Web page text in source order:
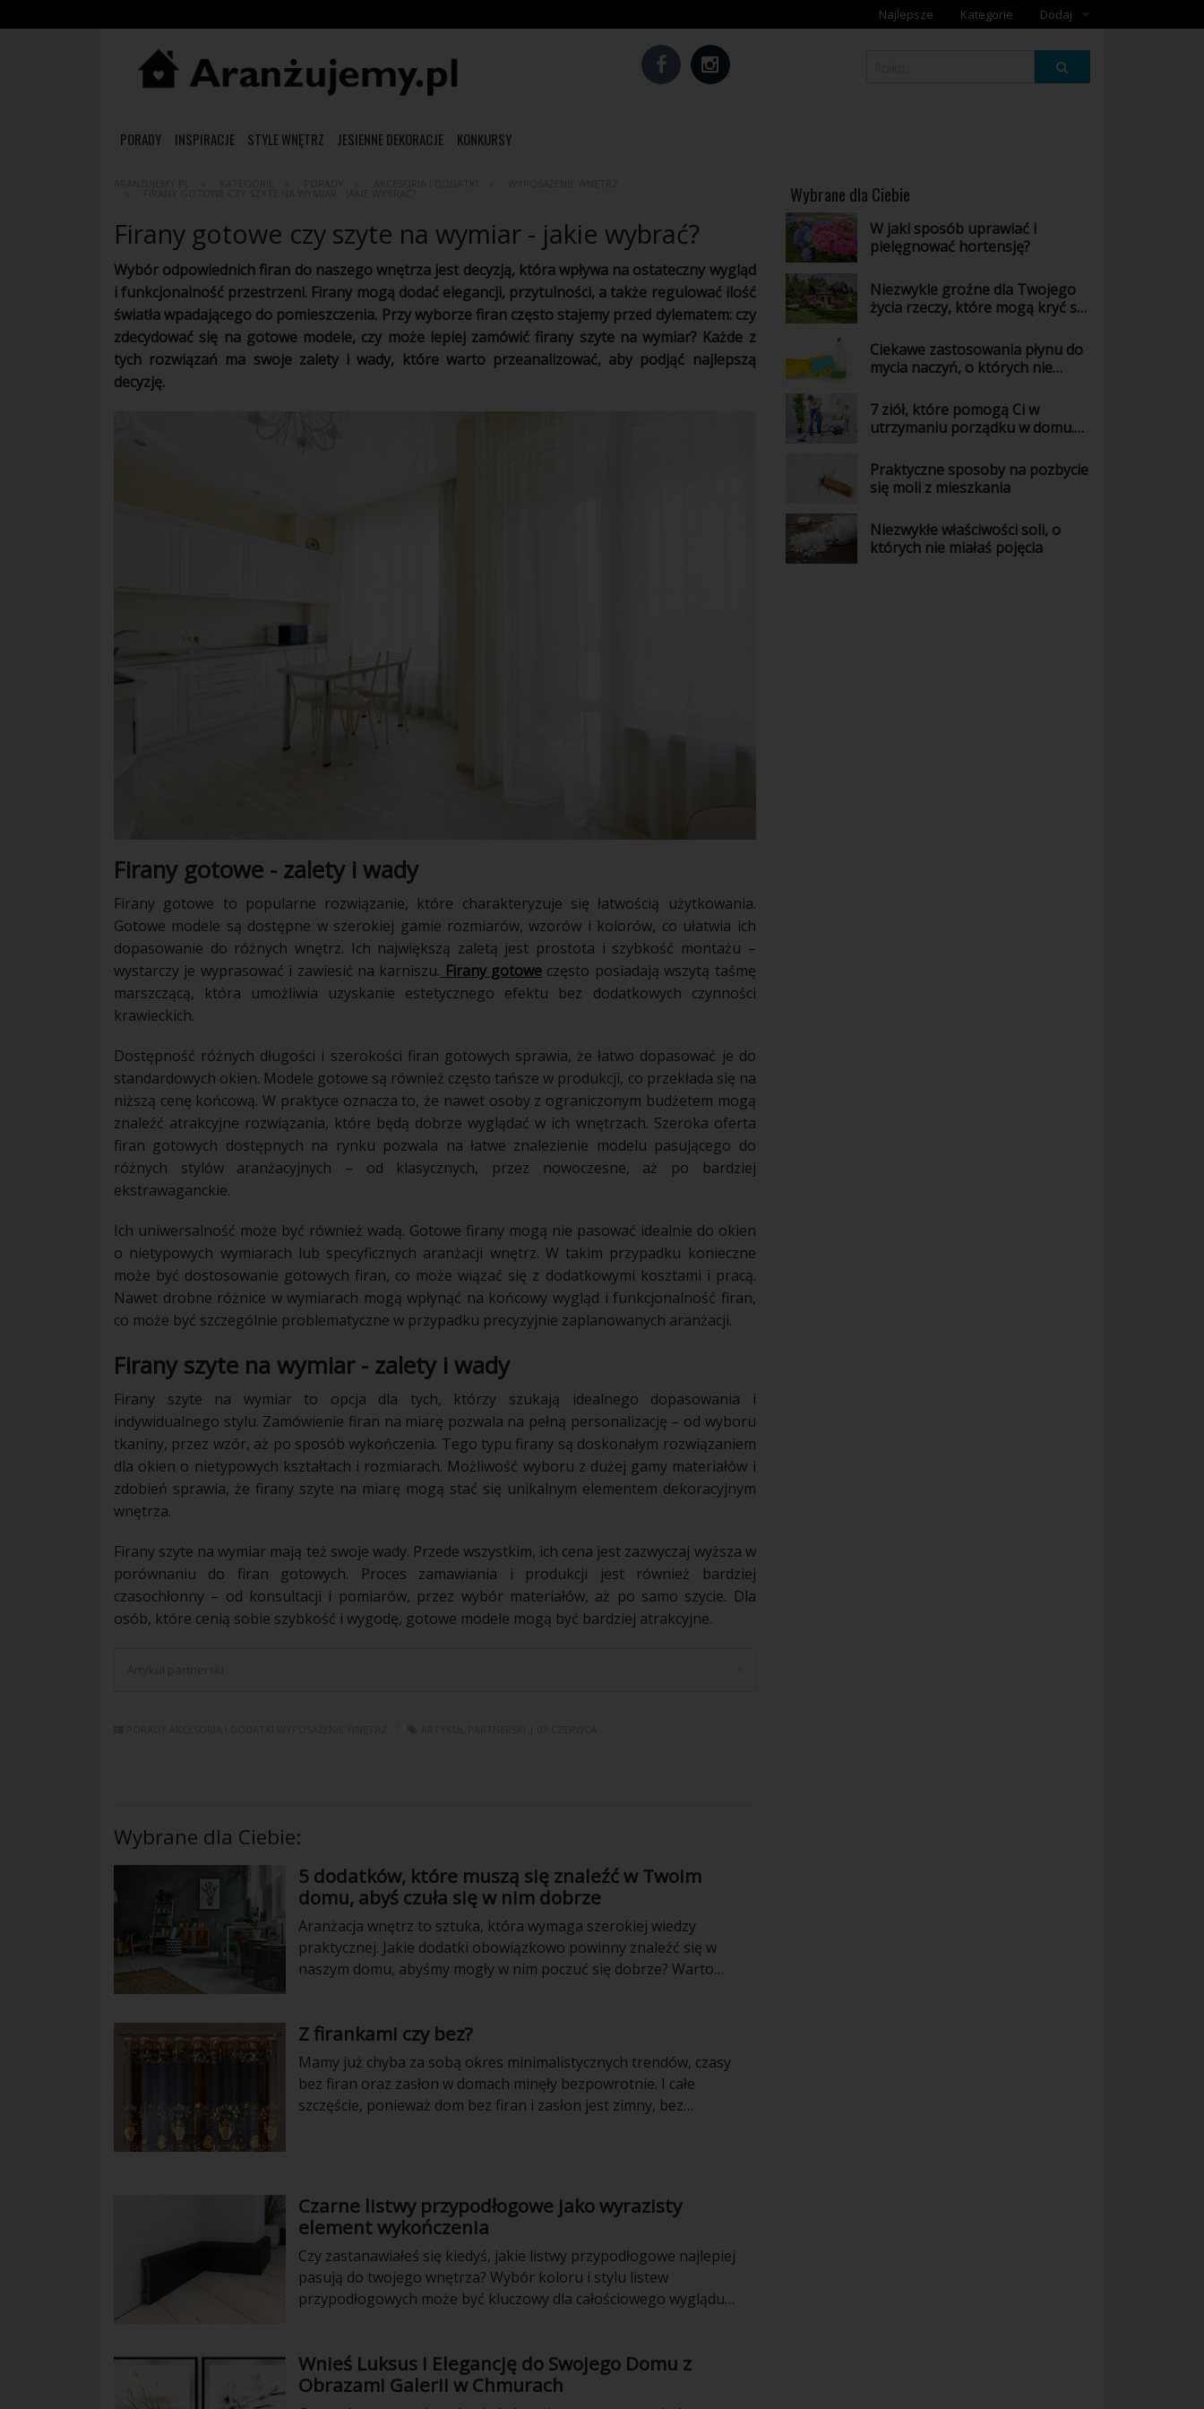
Najlepsze Kategorie
Dodaj
Dodaj artykuł
PORADY INSPIRACJE STYLE WNĘTRZ JESIENNE DEKORACJE KONKURSY
Firany gotowe czy szyte na wymiar - jakie wybrać?
Wybór odpowiednich firan do naszego wnętrza jest decyzją, która wpływa na ostateczny wygląd
i funkcjonalność przestrzeni. Firany mogą dodać elegancji, przytulności, a także regulować ilość
światła wpadającego do pomieszczenia. Przy wyborze firan często stajemy przed dylematem: czy
zdecydować się na gotowe modele, czy może lepiej zamówić firany szyte na wymiar? Każde z
tych rozwiązań ma swoje zalety i wady, które warto przeanalizować, aby podjąć najlepszą
decyzję.
Firany gotowe - zalety i wady
Firany gotowe to popularne rozwiązanie, które charakteryzuje się łatwością użytkowania.
Gotowe modele są dostępne w szerokiej gamie rozmiarów, wzorów i kolorów, co ułatwia ich
dopasowanie do różnych wnętrz. Ich największą zaletą jest prostota i szybkość montażu –
wystarczy je wyprasować i zawiesić na karniszu. Firany gotowe często posiadają wszytą taśmę
marszczącą, która umożliwia uzyskanie estetycznego efektu bez dodatkowych czynności
krawieckich.
Dostępność różnych długości i szerokości firan gotowych sprawia, że łatwo dopasować je do
standardowych okien. Modele gotowe są również często tańsze w produkcji, co przekłada się na
niższą cenę końcową. W praktyce oznacza to, że nawet osoby z ograniczonym budżetem mogą
znaleźć atrakcyjne rozwiązania, które będą dobrze wyglądać w ich wnętrzach. Szeroka oferta
firan gotowych dostępnych na rynku pozwala na łatwe znalezienie modelu pasującego do
różnych stylów aranżacyjnych – od klasycznych, przez nowoczesne, aż po bardziej
ekstrawaganckie.
Ich uniwersalność może być również wadą. Gotowe firany mogą nie pasować idealnie do okien
o nietypowych wymiarach lub specyficznych aranżacji wnętrz. W takim przypadku konieczne
może być dostosowanie gotowych firan, co może wiązać się z dodatkowymi kosztami i pracą.
Nawet drobne różnice w wymiarach mogą wpłynąć na końcowy wygląd i funkcjonalność firan,
co może być szczególnie problematyczne w przypadku precyzyjnie zaplanowanych aranżacji.
Firany szyte na wymiar - zalety i wady
Firany szyte na wymiar to opcja dla tych, którzy szukają idealnego dopasowania i
indywidualnego stylu. Zamówienie firan na miarę pozwala na pełną personalizację – od wyboru
tkaniny, przez wzór, aż po sposób wykończenia. Tego typu firany są doskonałym rozwiązaniem
dla okien o nietypowych kształtach i rozmiarach. Możliwość wyboru z dużej gamy materiałów i
zdobień sprawia, że firany szyte na miarę mogą stać się unikalnym elementem dekoracyjnym
wnętrza.
Firany szyte na wymiar mają też swoje wady. Przede wszystkim, ich cena jest zazwyczaj wyższa w
porównaniu do firan gotowych. Proces zamawiania i produkcji jest również bardziej
czasochłonny – od konsultacji i pomiarów, przez wybór materiałów, aż po samo szycie. Dla
osób, które cenią sobie szybkość i wygodę, gotowe modele mogą być bardziej atrakcyjne.
Wybrane dla Ciebie:
5 dodatków, które muszą się znaleźć w Twoim
domu, abyś czuła się w nim dobrze
Aranżacja wnętrz to sztuka, która wymaga szerokiej wiedzy
praktycznej. Jakie dodatki obowiązkowo powinny znaleźć się w
naszym domu, abyśmy mogły w nim poczuć się dobrze? Warto
Z firankami czy bez?
Mamy już chyba za sobą okres minimalistycznych trendów, czasy
bez firan oraz zasłon w domach minęły bezpowrotnie. I całe
szczęście, ponieważ dom bez firan i zasłon jest zimny, bez
Czarne listwy przypodłogowe jako wyrazisty
element wykończenia
Czy zastanawiałeś się kiedyś, jakie listwy przypodłogowe najlepiej
pasują do twojego wnętrza? Wybór koloru i stylu listew
przypodłogowych może być kluczowy dla całościowego wyglądu
https://decorsystem.com.pl/czarne-listwy-przypodlogowe,c325.html
Wnieś Luksus i Elegancję do Swojego Domu z
Obrazami Galerii w Chmurach
Wybrane dla Ciebie
W jaki sposób uprawiać i
pielęgnować hortensję?
Niezwykle groźne dla Twojego
życia rzeczy, które mogą kryć się
Ciekawe zastosowania płynu do
mycia naczyń, o których nie
7 ziół, które pomogą Ci w
utrzymaniu porządku w domu.
Praktyczne sposoby na pozbycie
się moli z mieszkania
Niezwykłe właściwości soli, o
których nie miałaś pojęcia